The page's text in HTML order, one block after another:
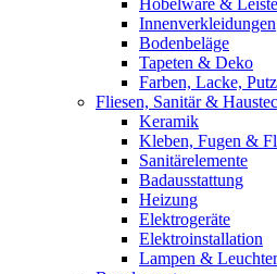
Hobelware &
Innenverkleidungen
Bodenbeläge
Tapeten & Deko
Farben, Lacke,
Fliesen, Sanitär &
Keramik
Kleben, Fugen &
Sanitärelemente
Badausstattung
Heizung
Elektrogeräte
Elektroinstallation
Lampen &